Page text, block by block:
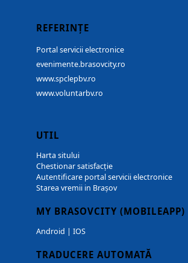
REFERINȚE
Portal servicii electronice
evenimente.brasovcity.ro
www.spclepbv.ro
www.voluntarbv.ro
UTIL
Harta sitului
Chestionar satisfacție
Autentificare portal servicii electronice
Starea vremii in Brașov
MY BRASOVCITY (MOBILEAPP)
Android | IOS
TRADUCERE AUTOMATĂ